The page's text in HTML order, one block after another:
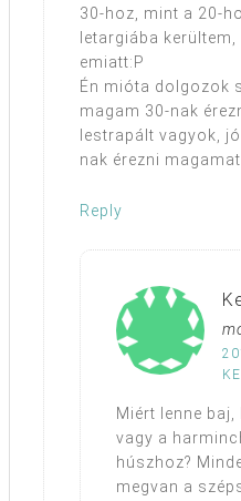
30-hoz, mint a 20-
letargiába
emiatt:P
Én mióta dolgozok
magam 30-nak
lestrapált vagyok,
nak érezni
Reply
Miért lenne
vagy a
húszhoz?
megvan a